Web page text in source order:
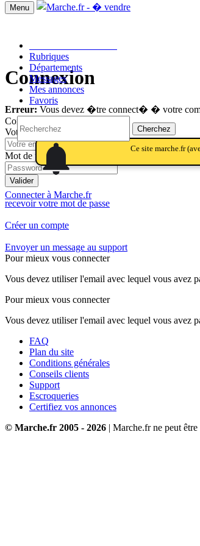
Menu
Rubriques
Départements
Messages
Mes annonces
Favoris
Cherchez
notifications
notifications Ce site marche.fr
Connecter à Marche.fr
Connexion
Erreur: Vous devez �tre connect� � votre
Connecter à Marche.fr
Votre email
Mot de passe
Valider
recevoir votre mot de passe
Créer un compte
Envoyer un message au support
Pour mieux vous connecter
Vous devez utiliser l'email avec lequel vous avez
Pour mieux vous connecter
Vous devez utiliser l'email avec lequel vous avez
FAQ
Plan du site
Conditions générales
Conseils clients
Support
Escroqueries
Certifiez vos annonces
© Marche.fr 2005 - 2026 | Marche.fr ne peut